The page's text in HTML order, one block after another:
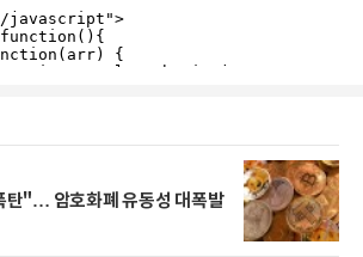
탄"… 암호화폐 유동성 대폭발